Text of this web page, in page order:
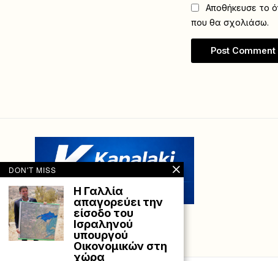
Αποθήκευσε το
που θα σχολιάσω.
DON'T MISS
Η Γαλλία
απαγορεύει την
είσοδο του
Iσραληνού
υπουργού
Οικονομικών στη
χώρα